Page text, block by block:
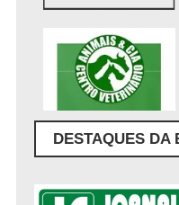
DESTAQUES DA